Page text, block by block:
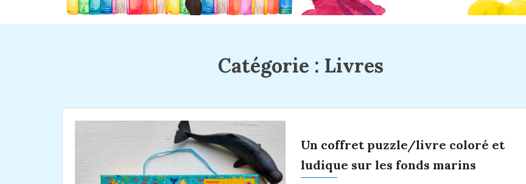
Catégorie : Livres
Un coffret puzzle/livre coloré et
ludique sur les fonds marins